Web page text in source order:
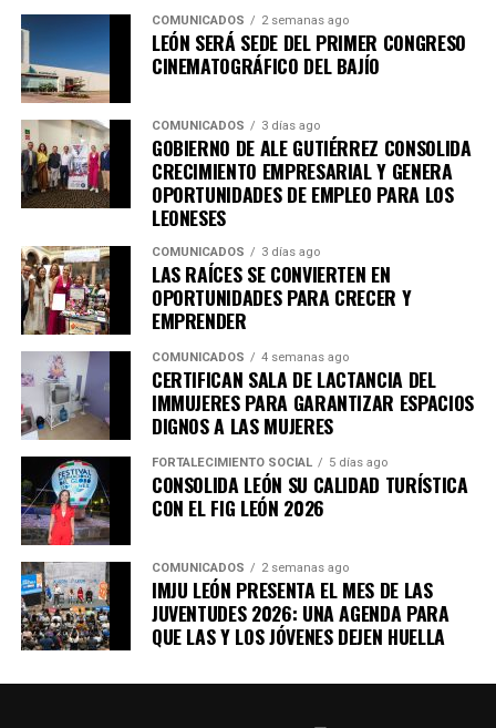
COMUNICADOS 2 semanas ago
LEÓN SERÁ SEDE DEL PRIMER CONGRESO
CINEMATOGRÁFICO DEL BAJÍO
COMUNICADOS 3 días ago
GOBIERNO DE ALE GUTIÉRREZ CONSOLIDA
CRECIMIENTO EMPRESARIAL Y GENERA
OPORTUNIDADES DE EMPLEO PARA LOS
LEONESES
COMUNICADOS 3 días ago
LAS RAÍCES SE CONVIERTEN EN
OPORTUNIDADES PARA CRECER Y
EMPRENDER
COMUNICADOS 4 semanas ago
CERTIFICAN SALA DE LACTANCIA DEL
IMMUJERES PARA GARANTIZAR ESPACIOS
DIGNOS A LAS MUJERES
FORTALECIMIENTO SOCIAL 5 días ago
CONSOLIDA LEÓN SU CALIDAD TURÍSTICA
CON EL FIG LEÓN 2026
COMUNICADOS 2 semanas ago
IMJU LEÓN PRESENTA EL MES DE LAS
JUVENTUDES 2026: UNA AGENDA PARA
QUE LAS Y LOS JÓVENES DEJEN HUELLA